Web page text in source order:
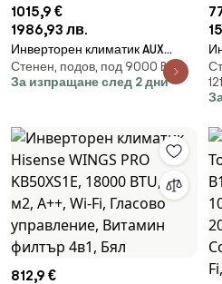
1015,9 €
1986,93 лв.
Инверторен климатик AUX
AUCO-H18/4R3B + AL-
H18/NDR3HB2(U), 18000 BTU, 35
Стенен, подов, под 9000 BTU
За изпращане след 2 дни
Q
812,9 €